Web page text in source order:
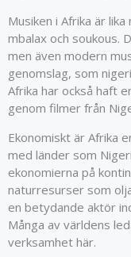
Musiken i Afrika är
mbalax och soukous.
men även modern
genomslag, som
Afrika har också haft
genom filmer från
Ekonomiskt är Afrika
med länder som
ekonomierna på
naturresurser som
en betydande aktör
Många av världens
verksamhet här.